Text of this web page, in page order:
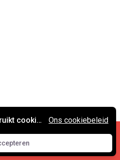
•
Contact
Spreekwoorden.nl
Deze website gebruikt cookies.
Accepteren
Ons cookiebeleid